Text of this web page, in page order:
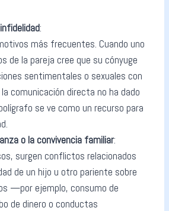
:
más frecuentes. Cuando uno
de la pareja cree que su cónyuge
sentimentales o sexuales con
comunicación directa no ha dado
se ve como un recurso para
o la convivencia familiar:
surgen conflictos relacionados
de un hijo u otro pariente sobre
—por ejemplo, consumo de
de dinero o conductas